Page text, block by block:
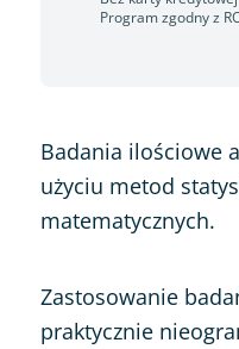
Program zgodny z
Badania ilościowe
użyciu metod
matematycznych.
Zastosowanie
praktycznie